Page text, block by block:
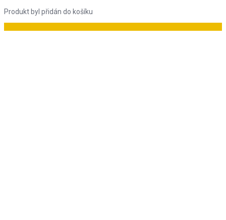
Produkt byl přidán do košíku